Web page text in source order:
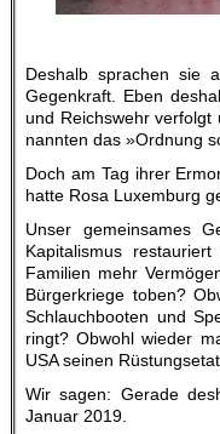
Deshalb sprachen sie
Gegenkraft. Eben
und Reichswehr verfolgt
nannten das »Ordnung
Doch am Tag ihrer
hatte Rosa Luxemburg
Unser gemeinsames
Kapitalismus
Familien mehr
Bürgerkriege toben?
Schlauchbooten und
ringt? Obwohl wieder
USA seinen
Wir sagen: Gerade
Januar 2019.